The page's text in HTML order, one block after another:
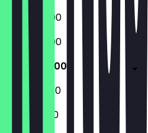
16:00 - 23:00
16:00 - 23:00
16:00 - 23:00
13:00 - 23:00
13:00 - 21:00